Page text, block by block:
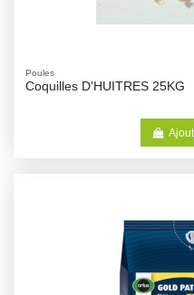
Poules
Coquilles D'HUITRES 25KG